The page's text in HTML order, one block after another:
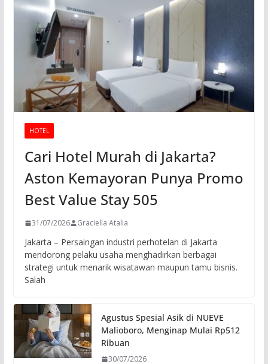
HOTEL
Cari Hotel Murah di Jakarta?
Aston Kemayoran Punya Promo
Best Value Stay 505
31/07/2026 Graciella Atalia
Jakarta – Persaingan industri perhotelan di Jakarta
mendorong pelaku usaha menghadirkan berbagai
strategi untuk menarik wisatawan maupun tamu bisnis.
Salah
Agustus Spesial Asik di NUEVE
Malioboro, Menginap Mulai Rp512
Ribuan
30/07/2026